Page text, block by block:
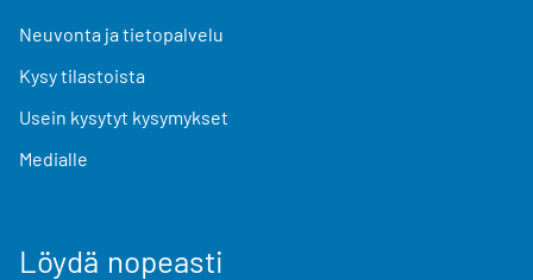
Neuvonta ja tietopalvelu
Kysy tilastoista
Usein kysytyt kysymykset
Medialle
Löydä nopeasti